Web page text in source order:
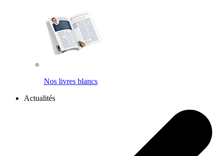
Nos livres blancs
Actualités